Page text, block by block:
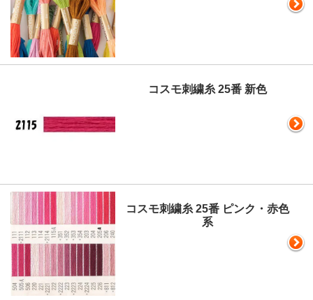
コスモ刺繍糸 25番 新色
コスモ刺繍糸 25番 ピンク・赤色
系